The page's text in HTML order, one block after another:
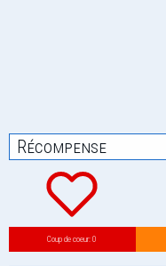
Récompense
Coup de coeur: 0